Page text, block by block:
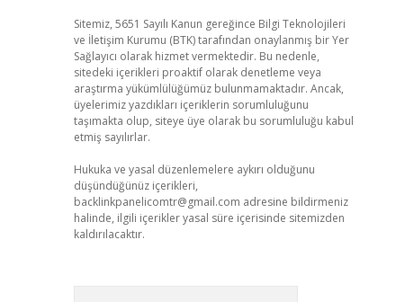
Sitemiz, 5651 Sayılı Kanun gereğince Bilgi Teknolojileri
ve İletişim Kurumu (BTK) tarafından onaylanmış bir Yer
Sağlayıcı olarak hizmet vermektedir. Bu nedenle,
sitedeki içerikleri proaktif olarak denetleme veya
araştırma yükümlülüğümüz bulunmamaktadır. Ancak,
üyelerimiz yazdıkları içeriklerin sorumluluğunu
taşımakta olup, siteye üye olarak bu sorumluluğu kabul
etmiş sayılırlar.
Hukuka ve yasal düzenlemelere aykırı olduğunu
düşündüğünüz içerikleri,
backlinkpanelicomtr@gmail.com adresine bildirmeniz
halinde, ilgili içerikler yasal süre içerisinde sitemizden
kaldırılacaktır.